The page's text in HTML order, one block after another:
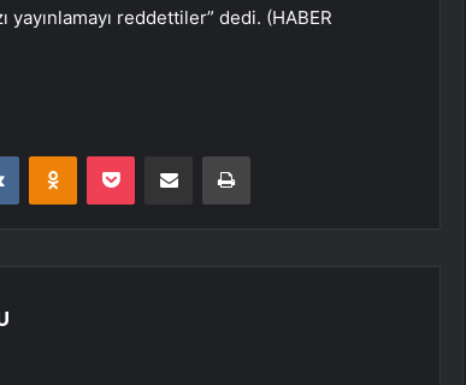
yayınlamayı reddettiler” dedi. (HABER
VKontakteOdnoklassniki
Pocket E-Posta ile paylaş Yazdır